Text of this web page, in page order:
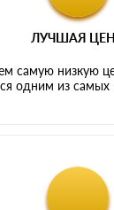
ЛУЧШАЯ
самую низкую
одним из